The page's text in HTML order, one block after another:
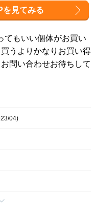
を見てみる
てもいい個体がお買い
うよりかなりお買い得
問い合わせお待ちして
04)